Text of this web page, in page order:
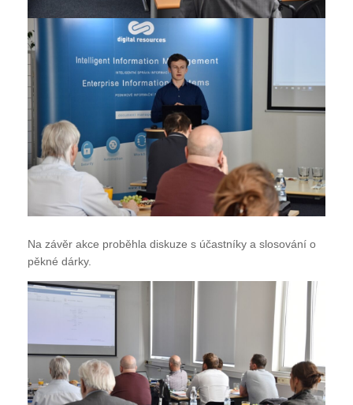
Na závěr akce proběhla diskuze s účastníky a slosování o
pěkné dárky.